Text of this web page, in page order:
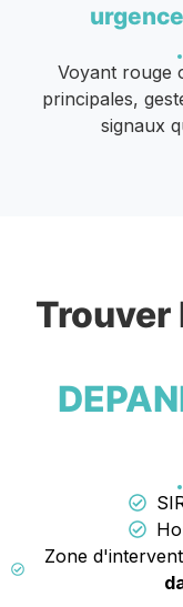
Voyant rouge
principales,
signaux
Zone